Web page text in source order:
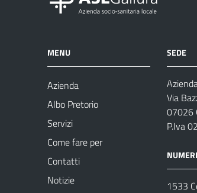
MENU
Azienda
Albo Pretorio
Servizi
Come fare per
Contatti
Notizie
SEDE
Via
07026
P.Iva
1533